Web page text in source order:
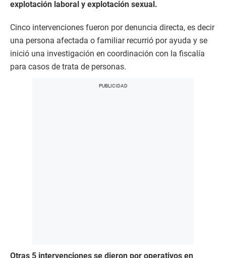
explotación laboral y explotación sexual.
Cinco intervenciones fueron por denuncia directa, es decir
una persona afectada o familiar recurrió por ayuda y se
inició una investigación en coordinación con la fiscalía
para casos de trata de personas.
Otras 5 intervenciones se dieron por operativos en